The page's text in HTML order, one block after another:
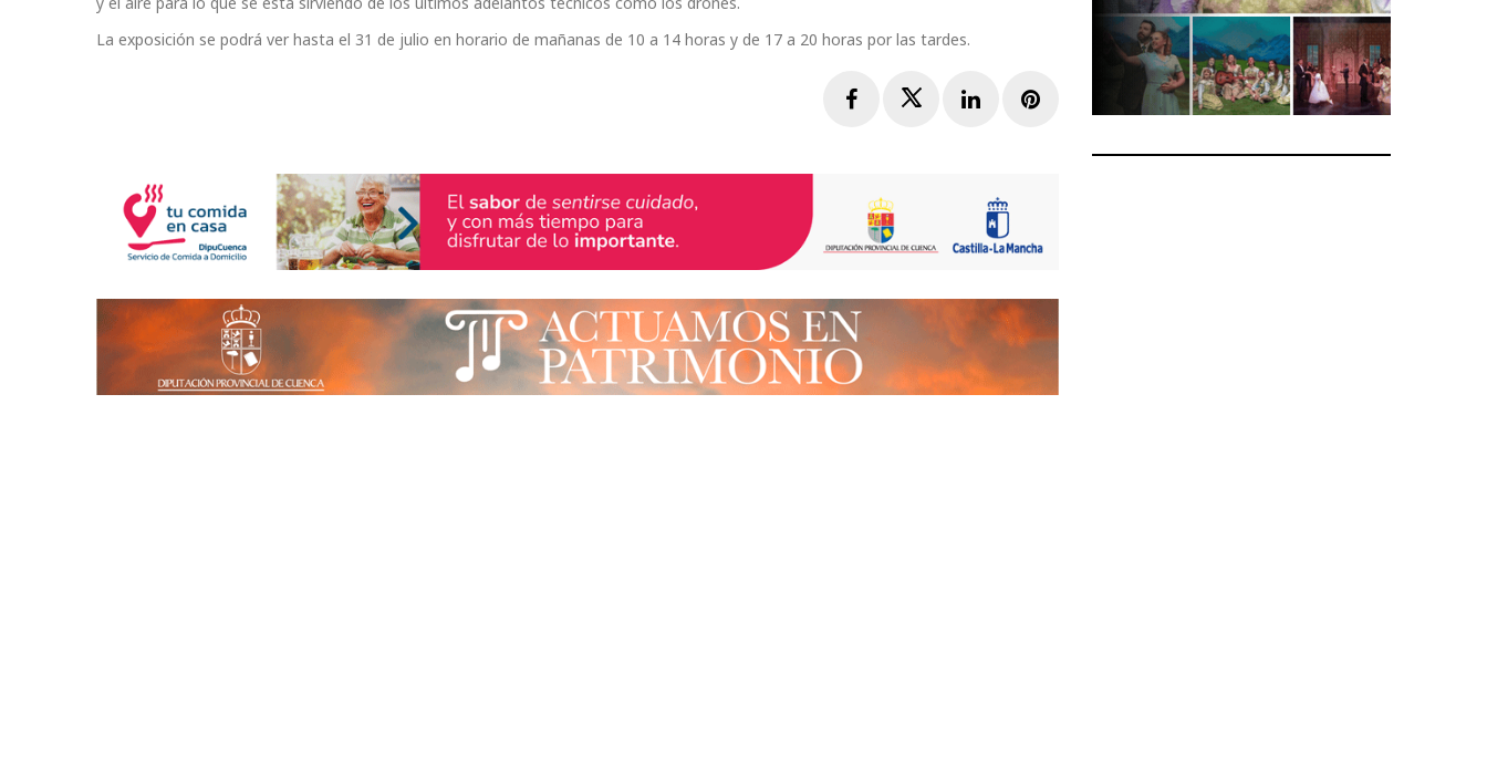
La exposición se podrá ver hasta el 31 de julio en horario de mañanas de 10 a 14 horas y de 17 a 20 horas por las tardes.
FacebookTwitterLinkedInPinterest